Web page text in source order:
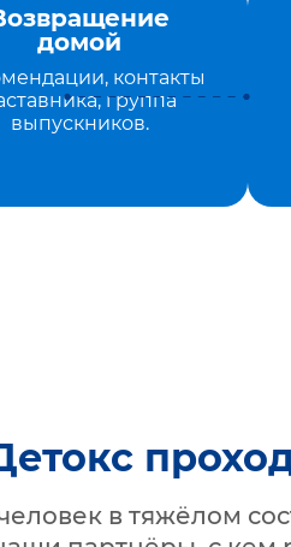
домой
контакты
группа
выпускников.
в тяжёлом